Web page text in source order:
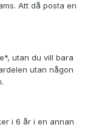
Att då posta en
utan du vill bara
utan någon
i 6 år i en annan